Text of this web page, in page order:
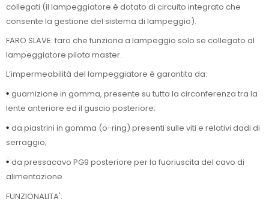
collegati (il lampeggiatore è dotato di circuito integrato che
consente la gestione del sistema di lampeggio).
FARO SLAVE: faro che funziona a lampeggio solo se collegato al
lampeggiatore pilota master.
L’impermeabilità del lampeggiatore è garantita da:
• guarnizione in gomma, presente su tutta la circonferenza tra la
lente anteriore ed il guscio posteriore;
• da piastrini in gomma (o-ring) presenti sulle viti e relativi dadi di
serraggio;
• da pressacavo PG9 posteriore per la fuoriuscita del cavo di
alimentazione
FUNZIONALITA':